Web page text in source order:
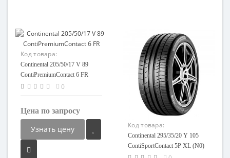
Код товара:
89217773997-08
Continental 205/50/17 V 89
ContiPremiumContact 6 FR
0
Цена по запросу
Узнать цену
Код товара:
118530212192-08
Continental 295/35/20 Y 105
ContiSportContact 5P XL (N0)
старше 3-х лет